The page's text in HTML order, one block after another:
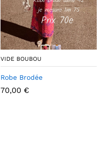
VIDE BOUBOU
Robe Brodée
70,00 €